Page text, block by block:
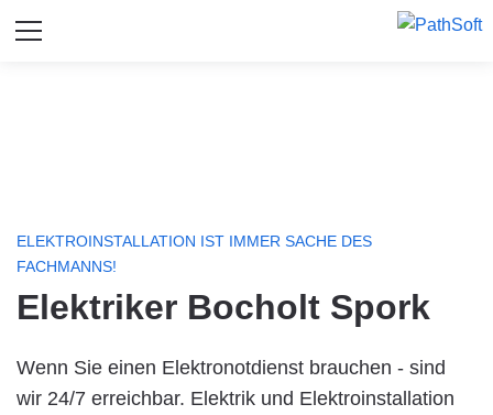
ELEKTROINSTALLATION IST IMMER SACHE DES
FACHMANNS!
Elektriker Bocholt Spork
Wenn Sie einen Elektronotdienst brauchen - sind
wir 24/7 erreichbar. Elektrik und Elektroinstallation